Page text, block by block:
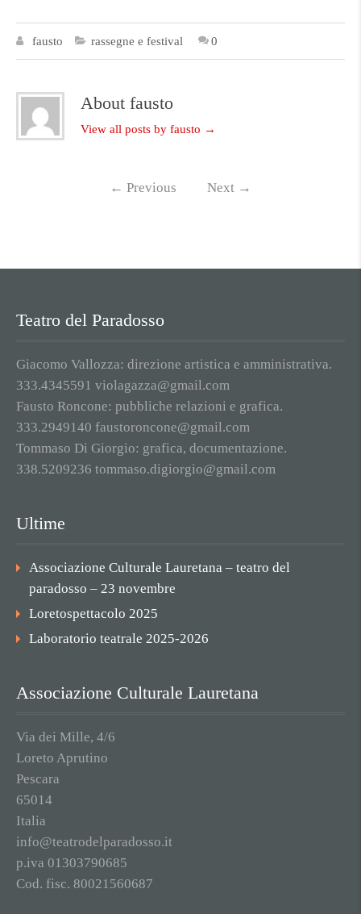
fausto rassegne e festival 0
About fausto
View all posts by fausto →
← Previous Next →
Teatro del Paradosso
Giacomo Vallozza: direzione artistica e amministrativa.
333.4345591 violagazza@gmail.com
Fausto Roncone: pubbliche relazioni e grafica.
333.2949140 faustoroncone@gmail.com
Tommaso Di Giorgio: grafica, documentazione.
338.5209236 tommaso.digiorgio@gmail.com
Ultime
Associazione Culturale Lauretana – teatro del
paradosso – 23 novembre
Loretospettacolo 2025
Laboratorio teatrale 2025-2026
Associazione Culturale Lauretana
Via dei Mille, 4/6
Loreto Aprutino
Pescara
65014
Italia
info@teatrodelparadosso.it
p.iva 01303790685
Cod. fisc. 80021560687